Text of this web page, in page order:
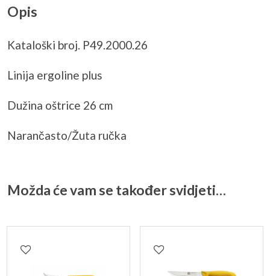
Opis
Kataloški broj. P49.2000.26
Linija ergoline plus
Dužina oštrice 26 cm
Narančasto/Žuta ručka
Možda će vam se također svidjeti…